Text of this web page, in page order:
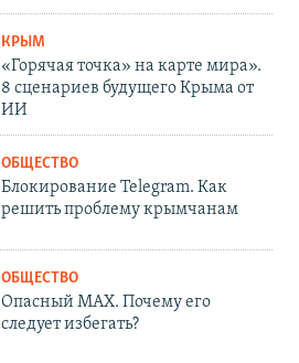
КРЫМ
«Горячая точка» на карте мира».
8 сценариев будущего Крыма от
ИИ
ОБЩЕСТВО
Блокирование Telegram. Как
решить проблему крымчанам
ОБЩЕСТВО
Опасный MAX. Почему его
следует избегать?